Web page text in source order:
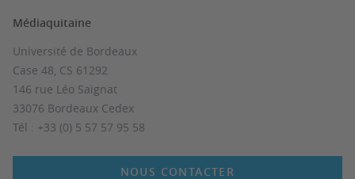
Médiaquitaine
Université de Bordeaux
Case 48, CS 61292
146 rue Léo Saignat
33076 Bordeaux Cedex
Tél : +33 (0) 5 57 57 95 58
NOUS CONTACTER